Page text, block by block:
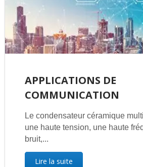
APPLICATIONS DE
COMMUNICATION
Le condensateur céramique
une haute tension, une haute
bruit,...
Lire la suite